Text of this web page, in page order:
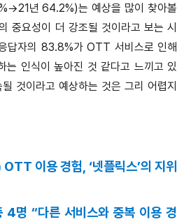
년 64.2%)는 예상을 많이 찾아볼
중요성이 더 강조될 것이라고 보는 시
답자의 83.8%가 OTT 서비스로 인해
는 인식이 높아진 것 같다고 느끼고 있
것이라고 예상하는 것은 그리 어렵지
이용 경험, ‘넷플릭스’의 지위
명 “다른 서비스와 중복 이용 경